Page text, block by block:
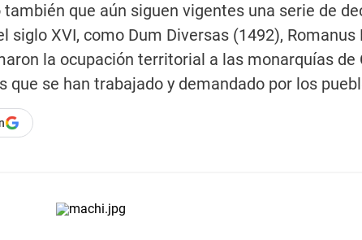
que aún siguen vigentes una serie de
siglo XVI, como Dum Diversas (1492),
la ocupación territorial a las monarquías de
que se han trabajado y demandado por los